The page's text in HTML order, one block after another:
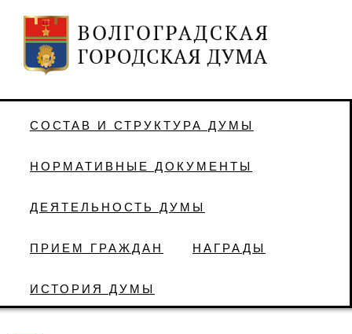
СОСТАВ И СТРУКТУРА ДУМЫ
НОРМАТИВНЫЕ ДОКУМЕНТЫ
ДЕЯТЕЛЬНОСТЬ ДУМЫ
ПРИЕМ ГРАЖДАН НАГРАДЫ
ИСТОРИЯ ДУМЫ